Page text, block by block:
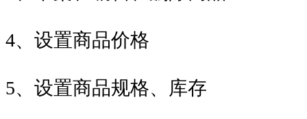
4、设置商品价格
5、设置商品规格、库存